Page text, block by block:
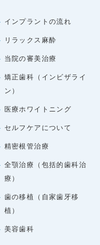
インプラントの流れ
リラックス麻酔
当院の審美治療
矯正歯科（インビザライ
ン）
医療ホワイトニング
セルフケアについて
精密根管治療
全顎治療（包括的歯科治
療）
歯の移植（自家歯牙移
植）
美容歯科